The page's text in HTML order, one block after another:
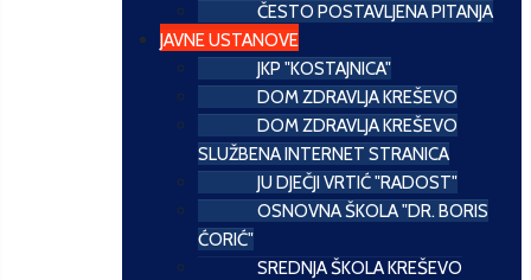
ČESTO POSTAVLJENA PITANJA
JAVNE USTANOVE
JKP "KOSTAJNICA"
DOM ZDRAVLJA KREŠEVO
DOM ZDRAVLJA KREŠEVO
SLUŽBENA INTERNET STRANICA
JU DJEČJI VRTIĆ "RADOST"
OSNOVNA ŠKOLA "DR. BORIS
ĆORIĆ"
SREDNJA ŠKOLA KREŠEVO